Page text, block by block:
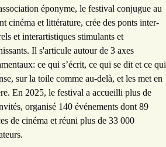
éponyme, le festival conjugue au
cinéma et littérature, crée des ponts inter-
et interartistiques stimulants et
Il s'articule autour de 3 axes
ce qui s’écrit, ce qui se dit et ce qui
sur la toile comme au-delà, et les met en
En 2025, le festival a accueilli plus de
organisé 140 événements dont 89
de cinéma et réuni plus de 33 000